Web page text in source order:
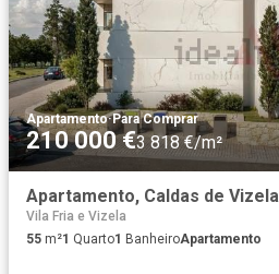
Apartamento·Para Comprar
210 000 €3 818 €/m²
Apartamento, Caldas de Vizela
Vila Fria e Vizela
55 m²1 Quarto1 BanheiroApartamento